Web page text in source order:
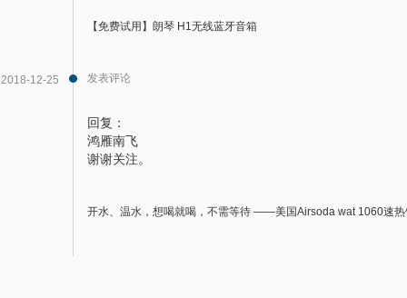
【免费试用】朗琴 H1无线蓝牙音箱
2018-12-25 发表评论
回复：
鸿雁南飞
谢谢关注。
开水、温水，想喝就喝，不需等待 ——美国Airsoda wat 1060速热